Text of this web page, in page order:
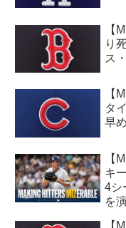
【
り
ス
【
タ
早
【
キ
4シ
を